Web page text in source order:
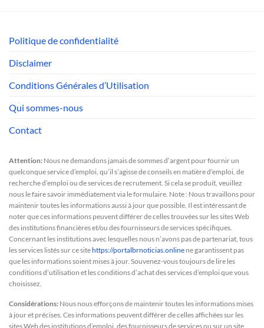
Politique de confidentialité
Disclaimer
Conditions Générales d’Utilisation
Qui sommes-nous
Contact
Attention: Nous ne demandons jamais de sommes d’argent pour fournir un
quelconque service d’emploi, qu’il s’agisse de conseils en matière d’emploi, de
recherche d’emploi ou de services de recrutement. Si cela se produit, veuillez
nous le faire savoir immédiatement via le formulaire. Note : Nous travaillons pour
maintenir toutes les informations aussi à jour que possible. Il est intéressant de
noter que ces informations peuvent différer de celles trouvées sur les sites Web
des institutions financières et/ou des fournisseurs de services spécifiques.
Concernant les institutions avec lesquelles nous n’avons pas de partenariat, tous
les services listés sur ce sitehttps://portalbrnoticias.online ne garantissent pas
que les informations soient mises à jour. Souvenez-vous toujours de lire les
conditions d’utilisation et les conditions d’achat des services d’emploi que vous
choisissez.
Considérations: Nous nous efforçons de maintenir toutes les informations mises
à jour et précises. Ces informations peuvent différer de celles affichées sur les
sites Web des institutions d’emploi, des fournisseurs de services ou sur un site